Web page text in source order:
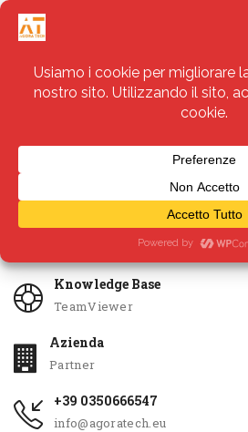
Servizi
Knowledge Base
TeamViewer
Azienda
Partner
+39 0350666547
info@agoratech.eu